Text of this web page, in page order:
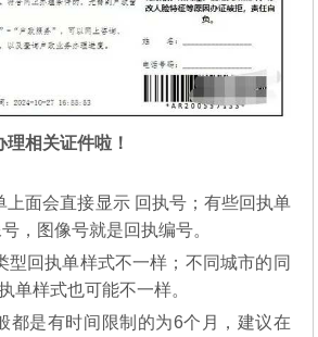
相关证件啦！
上面会直接显示 回执号；有些回执单
，图像号就是回执编号。
型回执单样式不一样；不同城市的同
单样式也可能不一样。
都是有时间限制的为6个月，建议在